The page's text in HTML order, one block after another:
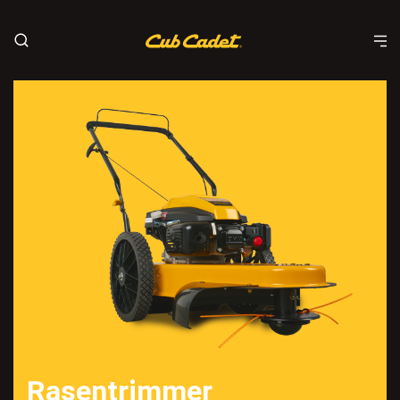
Rasentrimmer